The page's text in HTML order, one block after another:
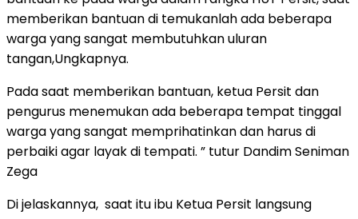
memberikan bantuan di temukanlah ada beberapa
warga yang sangat membutuhkan uluran
tangan,Ungkapnya.
Pada saat memberikan bantuan, ketua Persit dan
pengurus menemukan ada beberapa tempat tinggal
warga yang sangat memprihatinkan dan harus di
perbaiki agar layak di tempati. ” tutur Dandim Seniman
Zega
Di jelaskannya, saat itu ibu Ketua Persit langsung